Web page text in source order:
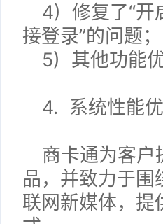
4) 修复了“开
接登录”的问题；
5) 其他功能
4. 系统性能
商卡通为客户
品，并致力于
联网新媒体，提